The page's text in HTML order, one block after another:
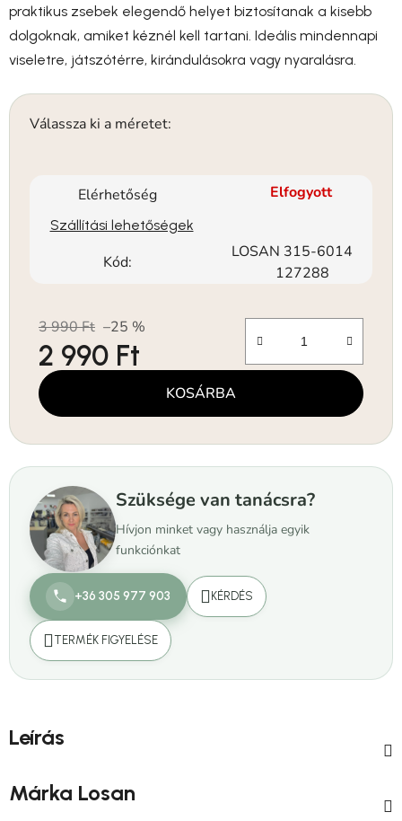
praktikus zsebek elegendő helyet biztosítanak a kisebb
dolgoknak, amiket kéznél kell tartani. Ideális mindennapi
viseletre, játszótérre, kirándulásokra vagy nyaralásra.
Válassza ki a méretet:
Elérhetőség Elfogyott
Szállítási lehetőségek
Kód:
LOSAN 315-6014
127288
3 990 Ft –25 %
2 990 Ft
Egységár: KOSÁRBA
Szüksége van tanácsra?
Hívjon minket vagy használja egyik
funkciónkat
+36 305 977 903 KÉRDÉS
TERMÉK FIGYELÉSE
Leírás
Márka Losan